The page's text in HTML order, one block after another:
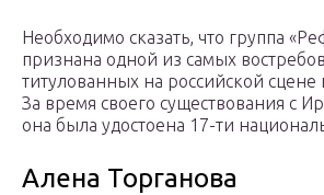
Необходимо сказать, что группа
признана одной из самых
титулованных на российской
За время своего существования с
она была удостоена 17-ти
Алена Торганова